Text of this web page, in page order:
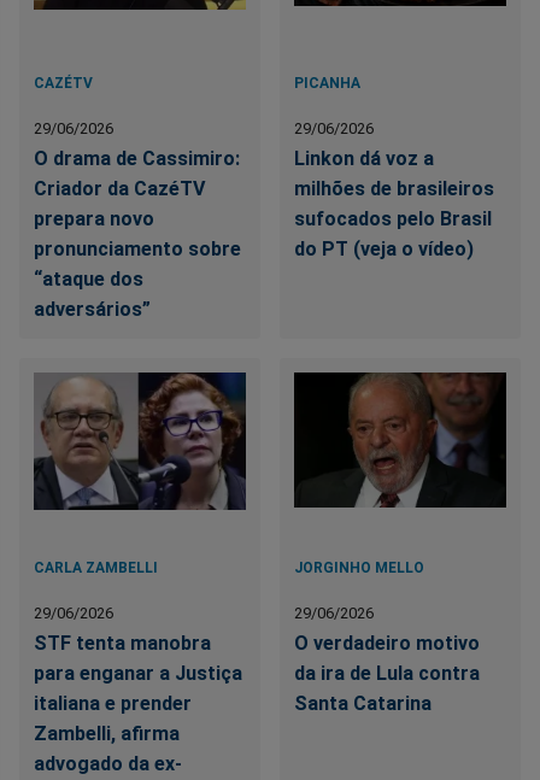
CAZÉTV
29/06/2026
O drama de Cassimiro:
Criador da CazéTV
prepara novo
pronunciamento sobre
“ataque dos
adversários”
PICANHA
29/06/2026
Linkon dá voz a
milhões de brasileiros
sufocados pelo Brasil
do PT (veja o vídeo)
CARLA ZAMBELLI
29/06/2026
STF tenta manobra
para enganar a Justiça
italiana e prender
Zambelli, afirma
advogado da ex-
JORGINHO MELLO
29/06/2026
O verdadeiro motivo
da ira de Lula contra
Santa Catarina